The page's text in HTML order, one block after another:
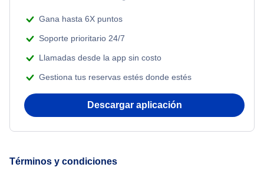
Flights Under $99
Adventure Vacations
Beach Vacations
Gana hasta 6X puntos
Soporte prioritario 24/7
Llamadas desde la app sin costo
Gestiona tus reservas estés donde estés
Descargar aplicación
Términos y condiciones